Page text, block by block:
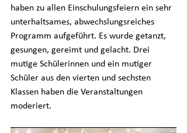
haben zu allen Einschulungsfeiern ein sehr
unterhaltsames, abwechslungsreiches
Programm aufgeführt. Es wurde getanzt,
gesungen, gereimt und gelacht. Drei
mutige Schülerinnen und ein mutiger
Schüler aus den vierten und sechsten
Klassen haben die Veranstaltungen
moderiert.